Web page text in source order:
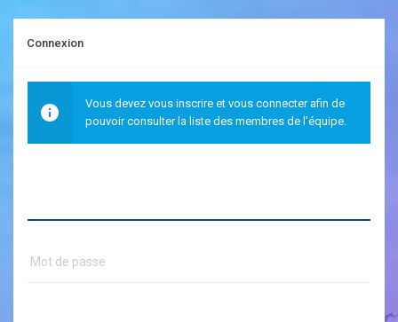
Connexion
Vous devez vous inscrire et vous connecter afin de
pouvoir consulter la liste des membres de l’équipe.